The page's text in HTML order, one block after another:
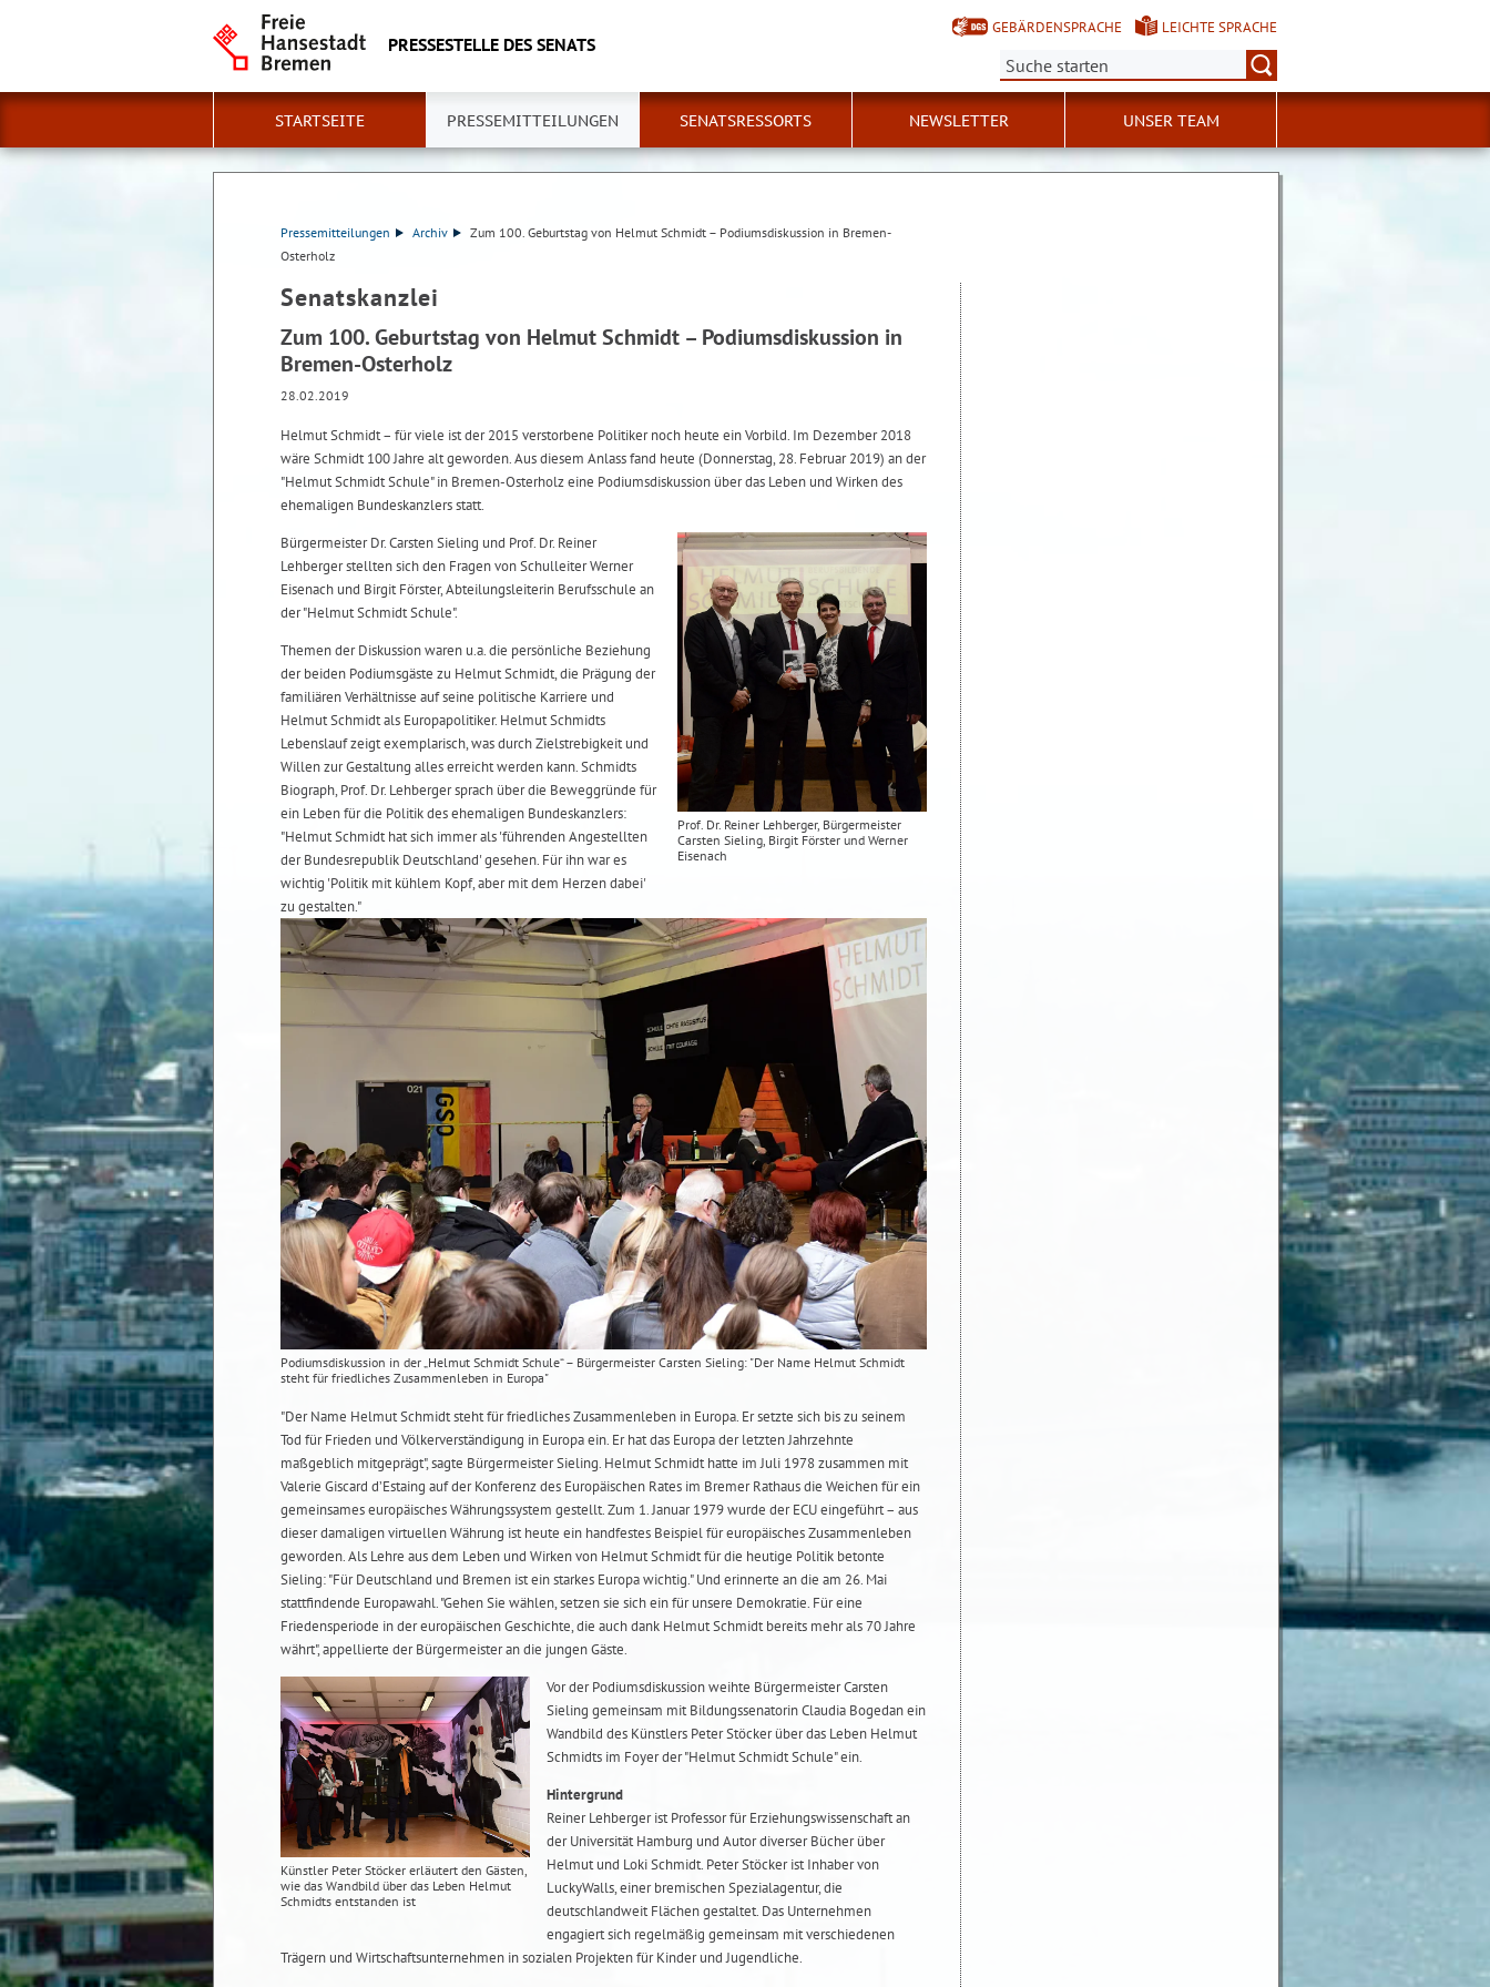
PRESSESTELLE DES SENATS
GEBÄRDENSPRACHE
LEICHTE SPRACHE
Suche:
STARTSEITE PRESSEMITTEILUNGEN SENATSRESSORTS NEWSLETTER UNSER TEAM
Pressemitteilungen Archiv
Zum 100. Geburtstag von Helmut Schmidt – Podiumsdiskussion in Bremen-
Osterholz
Senatskanzlei
Zum 100. Geburtstag von Helmut Schmidt – Podiumsdiskussion in
Bremen-Osterholz
28.02.2019
Helmut Schmidt – für viele ist der 2015 verstorbene Politiker noch heute ein Vorbild. Im Dezember 2018
wäre Schmidt 100 Jahre alt geworden. Aus diesem Anlass fand heute (Donnerstag, 28. Februar 2019) an der
"Helmut Schmidt Schule" in Bremen-Osterholz eine Podiumsdiskussion über das Leben und Wirken des
ehemaligen Bundeskanzlers statt.
Prof. Dr. Reiner Lehberger, Bürgermeister
Carsten Sieling, Birgit Förster und Werner
Eisenach
Bürgermeister Dr. Carsten Sieling und Prof. Dr. Reiner
Lehberger stellten sich den Fragen von Schulleiter Werner
Eisenach und Birgit Förster, Abteilungsleiterin Berufsschule an
der "Helmut Schmidt Schule".
Themen der Diskussion waren u.a. die persönliche Beziehung
der beiden Podiumsgäste zu Helmut Schmidt, die Prägung der
familiären Verhältnisse auf seine politische Karriere und
Helmut Schmidt als Europapolitiker. Helmut Schmidts
Lebenslauf zeigt exemplarisch, was durch Zielstrebigkeit und
Willen zur Gestaltung alles erreicht werden kann. Schmidts
Biograph, Prof. Dr. Lehberger sprach über die Beweggründe für
ein Leben für die Politik des ehemaligen Bundeskanzlers:
"Helmut Schmidt hat sich immer als 'führenden Angestellten
der Bundesrepublik Deutschland' gesehen. Für ihn war es
wichtig 'Politik mit kühlem Kopf, aber mit dem Herzen dabei'
zu gestalten."
Podiumsdiskussion in der „Helmut Schmidt Schule“ – Bürgermeister Carsten Sieling: "Der Name Helmut Schmidt
steht für friedliches Zusammenleben in Europa"
"Der Name Helmut Schmidt steht für friedliches Zusammenleben in Europa. Er setzte sich bis zu seinem
Tod für Frieden und Völkerverständigung in Europa ein. Er hat das Europa der letzten Jahrzehnte
maßgeblich mitgeprägt", sagte Bürgermeister Sieling. Helmut Schmidt hatte im Juli 1978 zusammen mit
Valerie Giscard d’Estaing auf der Konferenz des Europäischen Rates im Bremer Rathaus die Weichen für ein
gemeinsames europäisches Währungssystem gestellt. Zum 1. Januar 1979 wurde der ECU eingeführt – aus
dieser damaligen virtuellen Währung ist heute ein handfestes Beispiel für europäisches Zusammenleben
geworden. Als Lehre aus dem Leben und Wirken von Helmut Schmidt für die heutige Politik betonte
Sieling: "Für Deutschland und Bremen ist ein starkes Europa wichtig." Und erinnerte an die am 26. Mai
stattfindende Europawahl. "Gehen Sie wählen, setzen sie sich ein für unsere Demokratie. Für eine
Friedensperiode in der europäischen Geschichte, die auch dank Helmut Schmidt bereits mehr als 70 Jahre
währt", appellierte der Bürgermeister an die jungen Gäste.
Künstler Peter Stöcker erläutert den Gästen,
wie das Wandbild über das Leben Helmut
Schmidts entstanden ist
Vor der Podiumsdiskussion weihte Bürgermeister Carsten
Sieling gemeinsam mit Bildungssenatorin Claudia Bogedan ein
Wandbild des Künstlers Peter Stöcker über das Leben Helmut
Schmidts im Foyer der "Helmut Schmidt Schule" ein.
Hintergrund
Reiner Lehberger ist Professor für Erziehungswissenschaft an
der Universität Hamburg und Autor diverser Bücher über
Helmut und Loki Schmidt. Peter Stöcker ist Inhaber von
LuckyWalls, einer bremischen Spezialagentur, die
deutschlandweit Flächen gestaltet. Das Unternehmen
engagiert sich regelmäßig gemeinsam mit verschiedenen
Trägern und Wirtschaftsunternehmen in sozialen Projekten für Kinder und Jugendliche.